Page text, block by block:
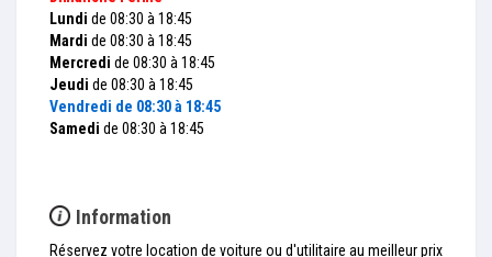
Lundi de 08:30 à 18:45
Mardi de 08:30 à 18:45
Mercredi de 08:30 à 18:45
Jeudi de 08:30 à 18:45
Vendredi de 08:30 à 18:45
Samedi de 08:30 à 18:45
Information
Réservez votre location de voiture ou d'utilitaire au meilleur prix